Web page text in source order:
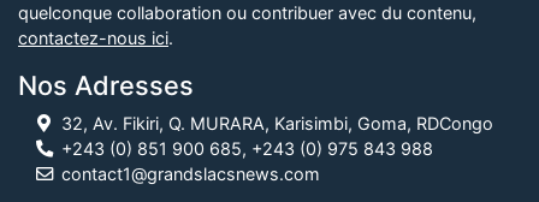
quelconque collaboration ou contribuer avec du contenu,
contactez-nous ici.
Nos Adresses
32, Av. Fikiri, Q. MURARA, Karisimbi, Goma, RDCongo
+243 (0) 851 900 685, +243 (0) 975 843 988
contact1@grandslacsnews.com